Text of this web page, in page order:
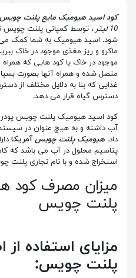
کود اسید هیومیک مایع پلنت
10 لیتر ،
توسط کمپانی پلنت چویس
شود. اسید هیومیک به شما کمک می
ماکرو و ریز مغذی موجود در خاک
موجود در خاک یا کود هایی که همراه
متصل شده و همراه آنها بصورت
غذایی که بنا به دلایل مختلف از
دسترس گیاه قرار می دهد.
آب داشته و به هیچ عنوان در
داد. هیومیک پلنت چویس آمریکا
پتاسیم محلول در آب می باشد که
استخراج شده و با نام تجاری پلنت
میزان مصرف کود
پلنت چویس
مزایای استفاده
پلنت چویس: